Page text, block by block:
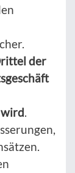
der
.